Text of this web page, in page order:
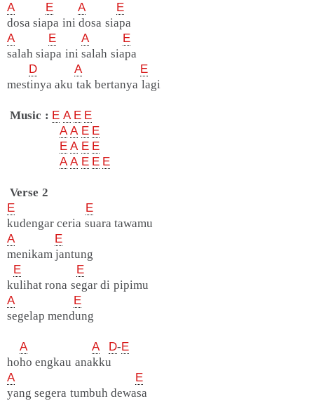
A
E A
E
dosa siapa ini dosa siapa
A
E A
E
salah siapa ini salah siapa
D
A
E
mestinya aku tak bertanya lagi
Music : E A E E
A A E E
E A E E
A A E E E
Verse 2
E
E
kudengar ceria suara tawamu
A
E
menikam jantung
E
E
kulihat rona segar di pipimu
A
E
segelap mendung
A A D-E
hoho engkau anakku
A
E
yang segera tumbuh dewasa